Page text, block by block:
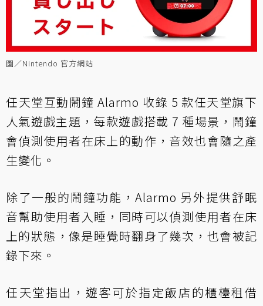
圖／Nintendo 官方網站
任天堂互動鬧鐘 Alarmo 收錄 5 款任天堂旗下
人氣遊戲主題，每款遊戲搭載 7 種場景，鬧鐘
會偵測使用者在床上的動作，音效也會隨之產
生變化。
除了一般的鬧鐘功能，Alarmo 另外提供舒眠
音幫助使用者入睡，同時可以偵測使用者在床
上的狀態，像是睡覺時翻身了幾次，也會被記
錄下來。
任天堂指出，遊客可於指定飯店的櫃檯租借